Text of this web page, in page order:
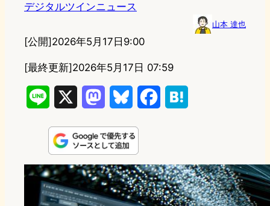
デジタルツインニュース
山本 達也
[公開]2026年5月17日9:00
[最終更新]2026年5月17日 07:59
n
e
s
t
o
u
e
s
e
b
e
n